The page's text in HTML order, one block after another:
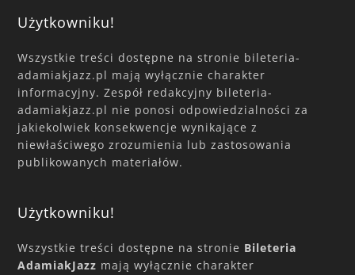
Użytkowniku!
Wszystkie treści dostępne na stronie bileteria-
adamiakjazz.pl mają wyłącznie charakter
informacyjny. Zespół redakcyjny bileteria-
adamiakjazz.pl nie ponosi odpowiedzialności za
jakiekolwiek konsekwencje wynikające z
niewłaściwego zrozumienia lub zastosowania
publikowanych materiałów.
Użytkowniku!
Wszystkie treści dostępne na stronie Bileteria
AdamiakJazz mają wyłącznie charakter